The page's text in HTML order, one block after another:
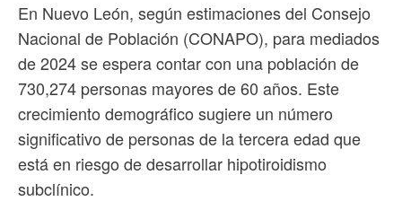
En Nuevo León, según estimaciones del Consejo
Nacional de Población (CONAPO), para mediados
de 2024 se espera contar con una población de
730,274 personas mayores de 60 años. Este
crecimiento demográfico sugiere un número
significativo de personas de la tercera edad que
está en riesgo de desarrollar hipotiroidismo
subclínico.